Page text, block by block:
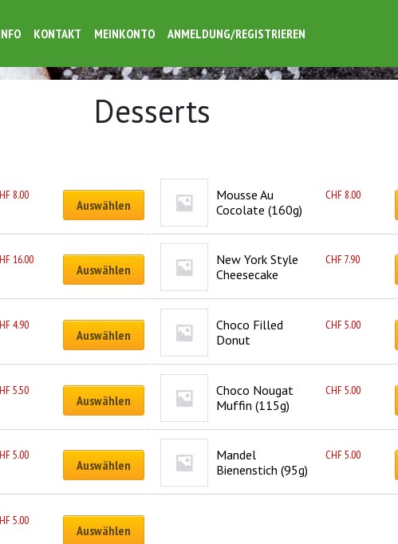
KONTAKT MEINKONTO ANMELDUNG/REGISTRIEREN
Desserts
8.00
Auswählen
Mousse Au
Cocolate (160g)
CHF 8.00
16.00
Auswählen
New York Style
Cheesecake
CHF7.90
4.90
Auswählen
Choco Filled
Donut
CHF5.00
5.50
Auswählen
Choco Nougat
Muffin (115g)
CHF5.00
5.00
Auswählen
Mandel
Bienenstich (95g)
CHF5.00
5.00
Auswählen